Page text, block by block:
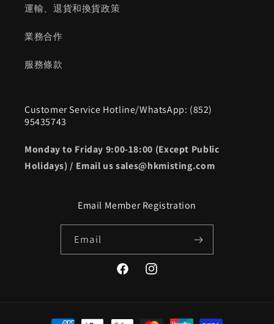
運輸、退貨和換貨政策
業務合作
服務條款
Customer Service Hotline/WhatsApp: (852)
95435743
Monday to Friday 9:00-18:00 (Except Public
Holidays) / Email us sales@hkmisting.com
Email Member Registration
Email
FacebookInstagram
Payment